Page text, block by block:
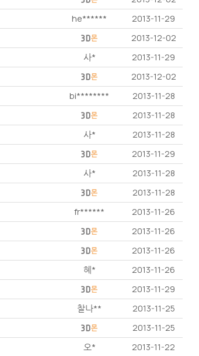
he****** 2013-11-29
2013-12-02
사* 2013-11-29
2013-12-02
bi******** 2013-11-28
2013-11-28
사* 2013-11-28
2013-11-29
사* 2013-11-28
2013-11-28
fr****** 2013-11-26
2013-11-26
2013-11-26
혜* 2013-11-26
2013-11-29
찰나** 2013-11-25
2013-11-25
오* 2013-11-22